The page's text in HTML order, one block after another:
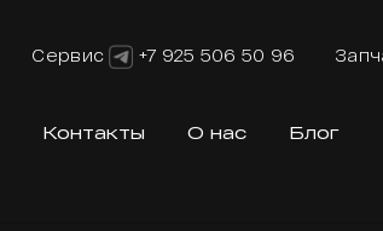
Сервис +7 925 506 50 96
Контакты О нас Блог